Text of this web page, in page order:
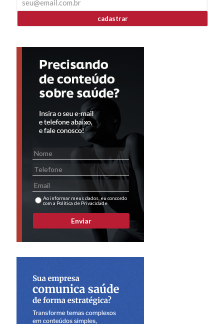
cadastrar
Ao informar meus dados, eu concordo
com a Política de Privacidade.
Enviar